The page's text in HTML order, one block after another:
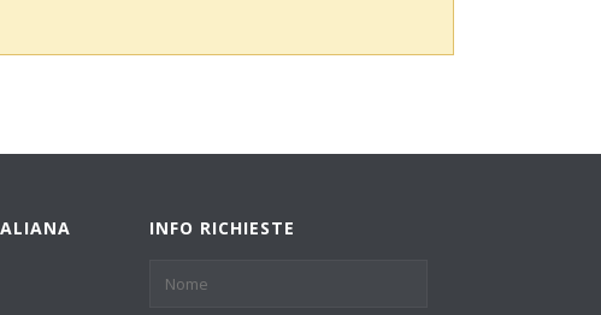
INFO RICHIESTE